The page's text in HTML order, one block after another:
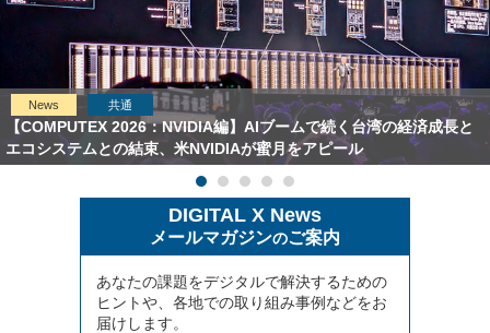
News 共通
【COMPUTEX 2026：NVIDIA編】AIブームで続く台湾の経済成長と
エコシステムとの結束、米NVIDIAが蜜月をアピール
DIGITAL X News
メールマガジンのご案内
あなたの課題をデジタルで解決するための
ヒントや、各地での取り組み事例などをお
届けします。